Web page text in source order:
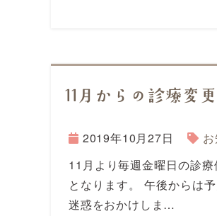
11月からの診療変
2019年10月27日
11月より毎週金曜日の診
となります。 午後からは
迷惑をおかけしま…